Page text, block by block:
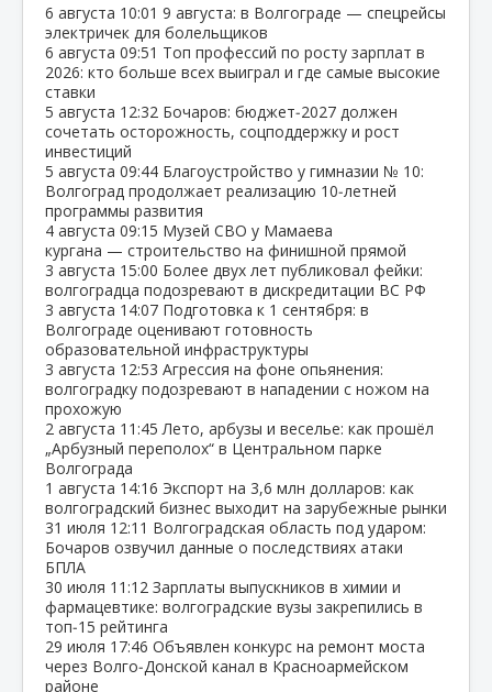
6 августа 10:01 9 августа: в Волгограде — спецрейсы
электричек для болельщиков
6 августа 09:51 Топ профессий по росту зарплат в
2026: кто больше всех выиграл и где самые высокие
ставки
5 августа 12:32 Бочаров: бюджет‑2027 должен
сочетать осторожность, соцподдержку и рост
инвестиций
5 августа 09:44 Благоустройство у гимназии № 10:
Волгоград продолжает реализацию 10‑летней
программы развития
4 августа 09:15 Музей СВО у Мамаева
кургана — строительство на финишной прямой
3 августа 15:00 Более двух лет публиковал фейки:
волгоградца подозревают в дискредитации ВС РФ
3 августа 14:07 Подготовка к 1 сентября: в
Волгограде оценивают готовность
образовательной инфраструктуры
3 августа 12:53 Агрессия на фоне опьянения:
волгоградку подозревают в нападении с ножом на
прохожую
2 августа 11:45 Лето, арбузы и веселье: как прошёл
„Арбузный переполох“ в Центральном парке
Волгограда
1 августа 14:16 Экспорт на 3,6 млн долларов: как
волгоградский бизнес выходит на зарубежные рынки
31 июля 12:11 Волгоградская область под ударом:
Бочаров озвучил данные о последствиях атаки
БПЛА
30 июля 11:12 Зарплаты выпускников в химии и
фармацевтике: волгоградские вузы закрепились в
топ‑15 рейтинга
29 июля 17:46 Объявлен конкурс на ремонт моста
через Волго‑Донской канал в Красноармейском
районе